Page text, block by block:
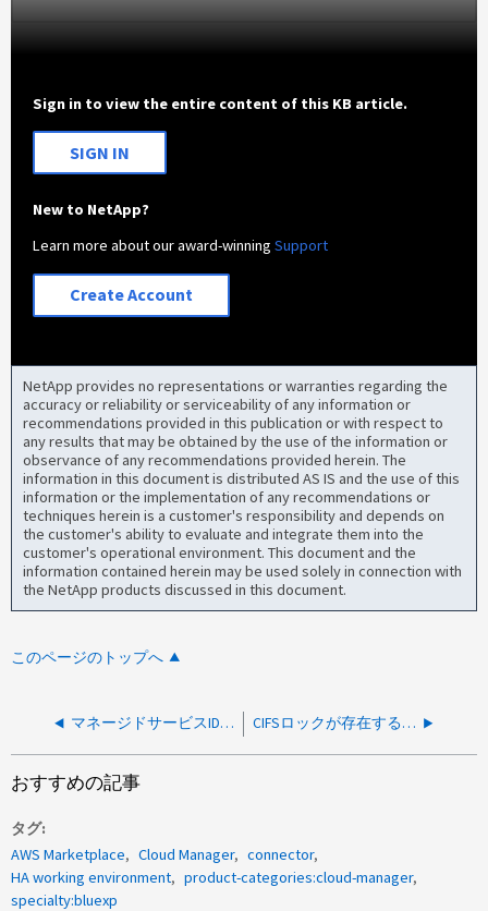
Sign in to view the entire content of this KB article.
SIGN IN
New to NetApp?
Learn more about our award-winningSupport
Create Account
NetApp provides no representations or warranties regarding the
accuracy or reliability or serviceability of any information or
recommendations provided in this publication or with respect to
any results that may be obtained by the use of the information or
observance of any recommendations provided herein. The
information in this document is distributed AS IS and the use of this
information or the implementation of any recommendations or
techniques herein is a customer's responsibility and depends on
the customer's ability to evaluate and integrate them into the
customer's operational environment. This document and the
information contained herein may be used solely in connection with
the NetApp products discussed in this document.
このページのトップへ
マネージドサービスIDに関連付けられているアカウントは編集できません CIFSロックが存在するかどうかの確認中にエラーが発生しました：未定義
おすすめの記事
タグ
AWS Marketplace
Cloud Manager
connector
HA working environment
product-categories:cloud-manager
specialty:bluexp